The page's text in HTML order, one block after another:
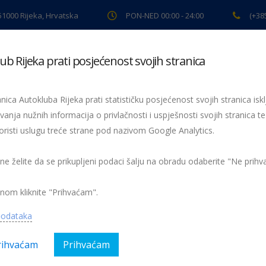
Rijeka, Hrvatska PON-NED 00:00 - 24:00
pregled Pomoć na cesti Servis Preventiva
Podaci stanica za tehnički pregled – prosječna starost vozila 14,6 godina
vozila starijih od 1
Rijeka prati posjećenost svojih stranica
Autokluba Rijeka prati statističku posjećenost svojih stranica
nužnih informacija o privlačnosti i uspješnosti svojih stranica te
uslugu treće strane pod nazivom Google Analytics.
želite da se prikupljeni podaci šalju na obradu odaberite "Ne
kliknite "Prihvaćam".
Prihvaćam